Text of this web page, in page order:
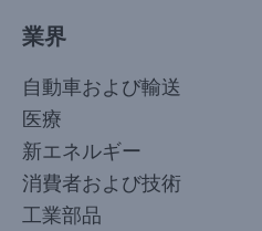
業界
自動車および輸送
医療
新エネルギー
消費者および技術
工業部品